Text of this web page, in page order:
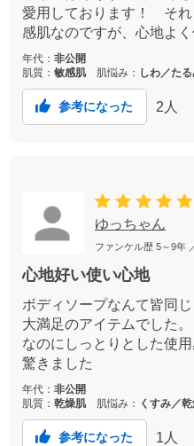
愛用しております！ それ
感肌なのですが、心地よく
年代： 非公開
肌質： 敏感肌 肌悩み： しわ／た
参考になった 2 人
ゆっちゃん
ファンケル歴 5～9年
心地好い使い心地
ボディソープなんて皆同
大満足のアイテムでした
なのにしっとりとした使
驚きました
年代： 非公開
肌質： 乾燥肌 肌悩み： くすみ／
参考になった 1 人